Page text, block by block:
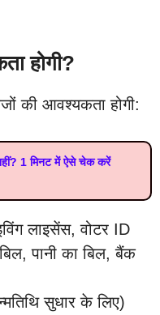
होगी?
की आवश्यकता होगी:
1 मिनट में ऐसे चेक करें
लाइसेंस, वोटर ID
पानी का बिल, बैंक
सुधार के लिए)